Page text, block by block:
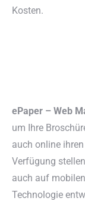
Kosten.
ePaper – Web
um Ihre
auch online
Verfügung
auch auf
Technologie